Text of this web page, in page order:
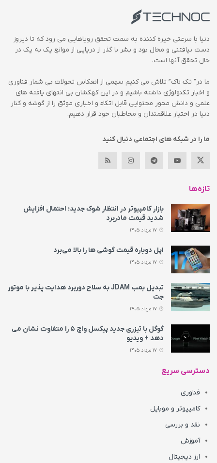
دنیا با سرعتی خیره کننده به سمت تحقق رویاهایی می رود که تا دیروز
دست نیافتنی و محال بود و بشر با گذر از دریایی از موانع یک به یک در
حال تحقق آنها است.
ما در” تک ناک” تلاش می کنیم سهمی از انعکاس تحولات بی شمار فناوری
و اخبار تکنولوژی داشته باشیم و در این کهکشان بی انتهای یافته های
علمی و دانش محور محتوایی قابل اتکاء و اخباری موثق را از گوشه و کنار
دنیا در اختیار علاقمندان و مخاطبان خود قرار دهیم.
ما را در شبکه های اجتماعی دنبال کنید
تازه‌ها
بازار کامپیوتر در انتظار شوک جدید؛ احتمال افزایش
شدید قیمت مادربرد
اپل دوباره قیمت‌ گوشی ها را بالا می‌برد
تبدیل بمب JDAM به سلاح دوربرد هدایت پذیر با موتور
جت
گوگل با تیزری جدید پیکسل واچ ۵ را متفاوت نشان می‌
دهد + ویدیو
دسترسی سریع
فناوری
کامپیوتر و موبایل
نقد و بررسی
آموزش
ارز دیجیتال